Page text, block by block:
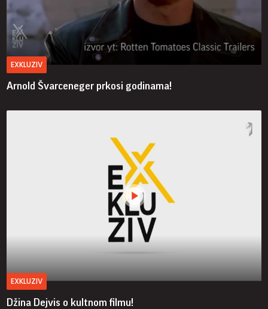
EXKLUZIV
Arnold Švarceneger prkosi godinama!
EXKLUZIV
Džina Dejvis o kultnom filmu!